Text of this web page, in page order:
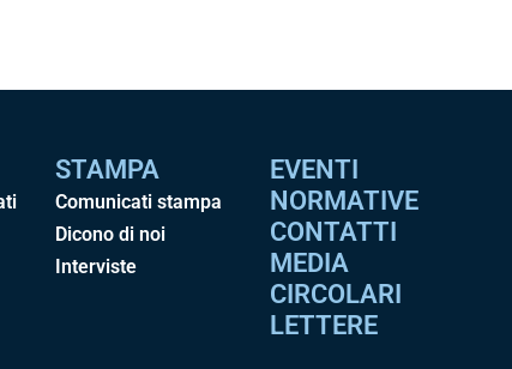
STAMPA
Comunicati stampa
Dicono di noi
Interviste
EVENTI
NORMATIVE
CONTATTI
MEDIA
CIRCOLARI
LETTERE